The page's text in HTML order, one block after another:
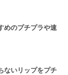
めのプチプラや速
ないリップをプチ